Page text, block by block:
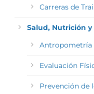
Carreras de
Salud, Nutrición y
Antropometría
Evaluación
Prevención de